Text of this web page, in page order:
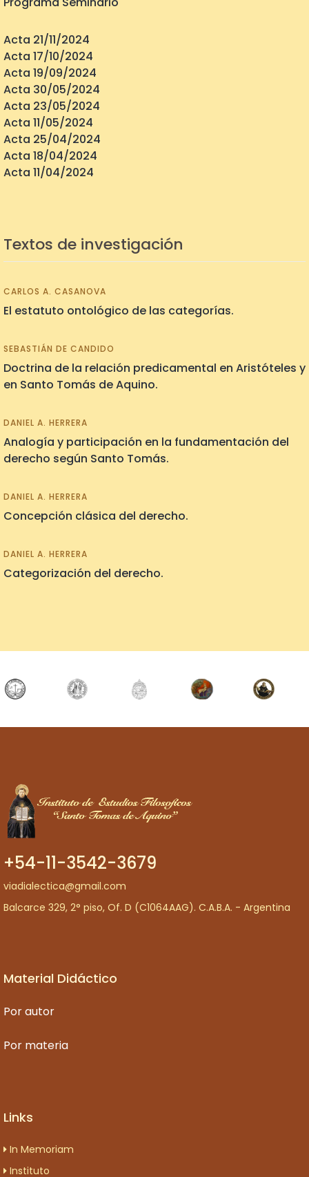
Acta 21/11/2024
Acta 17/10/2024
Acta 19/09/2024
Acta 30/05/2024
Acta 23/05/2024
Acta 11/05/2024
Acta 25/04/2024
Acta 18/04/2024
Acta 11/04/2024
Textos de investigación
CARLOS A. CASANOVA
El estatuto ontológico de las categorías.
SEBASTIÁN DE CANDIDO
Doctrina de la relación predicamental en Aristóteles y
en Santo Tomás de Aquino.
DANIEL A. HERRERA
Analogía y participación en la fundamentación del
derecho según Santo Tomás.
DANIEL A. HERRERA
Concepción clásica del derecho.
DANIEL A. HERRERA
Categorización del derecho.
+54-11-3542-3679
viadialectica@gmail.com
Balcarce 329, 2° piso, Of. D (C1064AAG). C.A.B.A. - Argentina
Material Didáctico
Por autor
Por materia
Links
In Memoriam
Instituto